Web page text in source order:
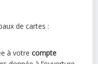
de cartes :
à votre compte